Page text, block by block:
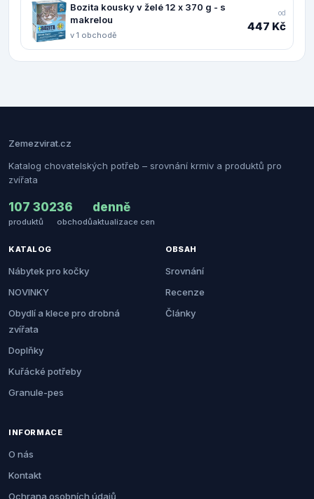
Bozita kousky v želé 12 x 370 g - s
makrelou
v 1 obchodě
od
447 Kč
Zemezvirat.cz
Katalog chovatelských potřeb – srovnání krmiv a produktů pro
zvířata
107 302
produktů
36
obchodů
denně
aktualizace cen
KATALOG
Nábytek pro kočky
NOVINKY
Obydlí a klece pro drobná
zvířata
Doplňky
Kuřácké potřeby
Granule-pes
OBSAH
Srovnání
Recenze
Články
INFORMACE
O nás
Kontakt
Ochrana osobních údajů